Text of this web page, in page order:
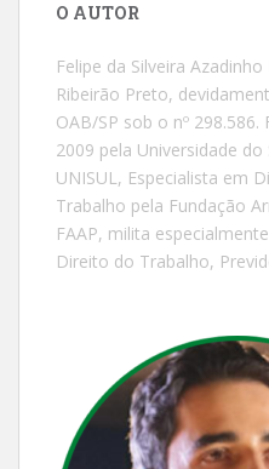
O AUTOR
Felipe da Silveira
Ribeirão Preto,
OAB/SP sob o nº
2009 pela Universidade
UNISUL, Especialista em
Trabalho pela Fundação
FAAP, milita
Direito do Trabalho,